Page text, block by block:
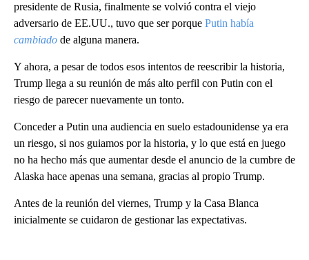
presidente de Rusia, finalmente se volvió contra el viejo
adversario de EE.UU., tuvo que ser porque Putin había
cambiado de alguna manera.
Y ahora, a pesar de todos esos intentos de reescribir la historia,
Trump llega a su reunión de más alto perfil con Putin con el
riesgo de parecer nuevamente un tonto.
Conceder a Putin una audiencia en suelo estadounidense ya era
un riesgo, si nos guiamos por la historia, y lo que está en juego
no ha hecho más que aumentar desde el anuncio de la cumbre de
Alaska hace apenas una semana, gracias al propio Trump.
Antes de la reunión del viernes, Trump y la Casa Blanca
inicialmente se cuidaron de gestionar las expectativas.